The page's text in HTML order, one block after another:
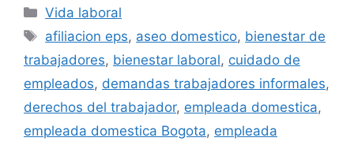
Categorías
Vida laboral
Etiquetas
afiliacion eps, aseo domestico, bienestar de
trabajadores, bienestar laboral, cuidado de
empleados, demandas trabajadores informales,
derechos del trabajador, empleada domestica,
empleada domestica Bogota, empleada